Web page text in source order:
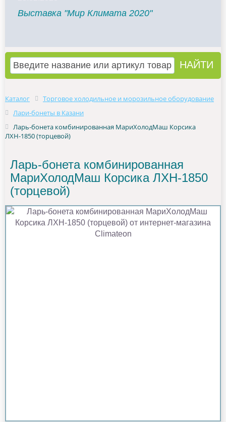
Выставка "Мир Климата 2020"
Каталог
Торговое холодильное и морозильное оборудование
Лари-бонеты в Казани
Ларь-бонета комбинированная МариХолодМаш Корсика
ЛХН-1850 (торцевой)
Ларь-бонета комбинированная
МариХолодМаш Корсика ЛХН-1850
(торцевой)